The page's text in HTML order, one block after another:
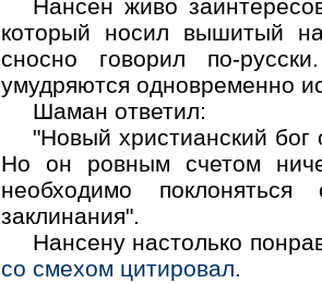
Нансен живо
который носил вышитый
сносно говорил по-
умудряются одновременно
Шаман ответил:
"Новый христианский
Но он ровным счетом
необходимо
заклинания".
Нансену настолько
со смехом цитировал.